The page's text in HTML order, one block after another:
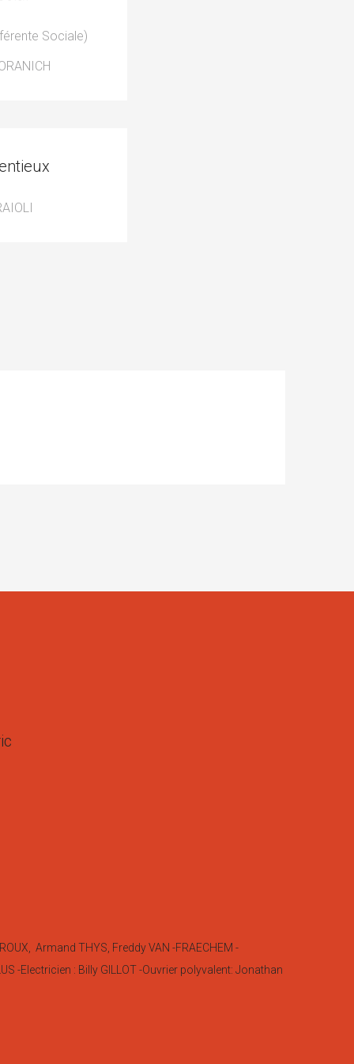
Sociale)
Armand THYS, Freddy VAN -FRAECHEM -
-Electricien : Billy GILLOT -Ouvrier polyvalent: Jonathan